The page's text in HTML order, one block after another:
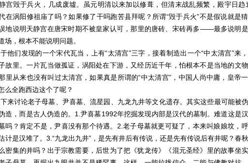
宫毁于兵火，几成废墟。虽元明清以来加以修葺，但清末战乱频繁，殿宇日趋
在涡阳修祖庙了吗？如果修了干吗跑苦县拜呢？所谓“毁于兵火”不是假说就是
地说明天静宫在唐宋时期不被皇家认可，那里的唐砖、宋砖再多——最多说明是
场，根本不能说明问题。
他们发现的一个宋代瓦当，上有“太清宫”三字，接着制造出一个“中太清宫”来
故里。一片瓦当做孤证，涡阳处在下游，又经历近千年，怕根本不是当地的文
里从来也没有叫过太清宫，如果真是所谓的“中太清宫”，中国人尚中庸，皇帝
么全跑西边这个了呢？
来讨论老子母墓、尹喜墓、流星园、九龙九井等文化遗存。其实这些最可能被
造，而是古人伪造的。 1. 尹喜墓1992年挖掘发现内部是汉代的墓制。难道这是
吗？肯定不是，尹喜没有那个待遇。 2. 老子母墓就更可疑了，本来叫娘娘坟，
计是汉堆了。 3. “九龙出九井”，是先有井后有传说，还是先有传说后有井呢？春
密集的井吗？出于宗教需要，后世为了把《犹龙传》《混元圣经》里的故事坐